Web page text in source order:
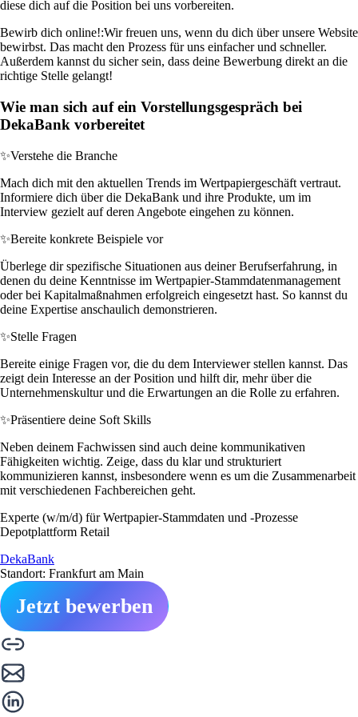
diese dich auf die Position bei uns vorbereiten.
Bewirb dich online!:Wir freuen uns, wenn du dich über unsere Website
bewirbst. Das macht den Prozess für uns einfacher und schneller.
Außerdem kannst du sicher sein, dass deine Bewerbung direkt an die
richtige Stelle gelangt!
Wie man sich auf ein Vorstellungsgespräch bei
DekaBank vorbereitet
✨Verstehe die Branche
Mach dich mit den aktuellen Trends im Wertpapiergeschäft vertraut.
Informiere dich über die DekaBank und ihre Produkte, um im
Interview gezielt auf deren Angebote eingehen zu können.
✨Bereite konkrete Beispiele vor
Überlege dir spezifische Situationen aus deiner Berufserfahrung, in
denen du deine Kenntnisse im Wertpapier-Stammdatenmanagement
oder bei Kapitalmaßnahmen erfolgreich eingesetzt hast. So kannst du
deine Expertise anschaulich demonstrieren.
✨Stelle Fragen
Bereite einige Fragen vor, die du dem Interviewer stellen kannst. Das
zeigt dein Interesse an der Position und hilft dir, mehr über die
Unternehmenskultur und die Erwartungen an die Rolle zu erfahren.
✨Präsentiere deine Soft Skills
Neben deinem Fachwissen sind auch deine kommunikativen
Fähigkeiten wichtig. Zeige, dass du klar und strukturiert
kommunizieren kannst, insbesondere wenn es um die Zusammenarbeit
mit verschiedenen Fachbereichen geht.
Experte (w/m/d) für Wertpapier-Stammdaten und -Prozesse
Depotplattform Retail
DekaBank
Standort: Frankfurt am Main
Jetzt bewerben